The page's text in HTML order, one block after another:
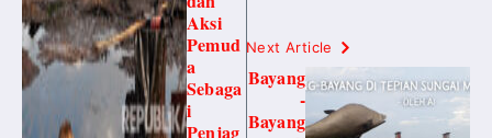
Aksi
Pemud
a
Sebaga
i
Penjag
Next Article
Bayang
-
Bayang